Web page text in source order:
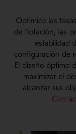
Optimice las
de flotación, las
estabilidad
configuración de
El diseño óptimo
maximizar el
alcanzar sus